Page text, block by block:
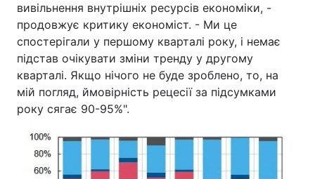
вивільнення внутрішніх ресурсів економіки, -
продовжує критику економіст. - Ми це
спостерігали у першому кварталі року, і немає
підстав очікувати зміни тренду у другому
кварталі. Якщо нічого не буде зроблено, то, на
мій погляд, ймовірність рецесії за підсумками
року сягає 90-95%".